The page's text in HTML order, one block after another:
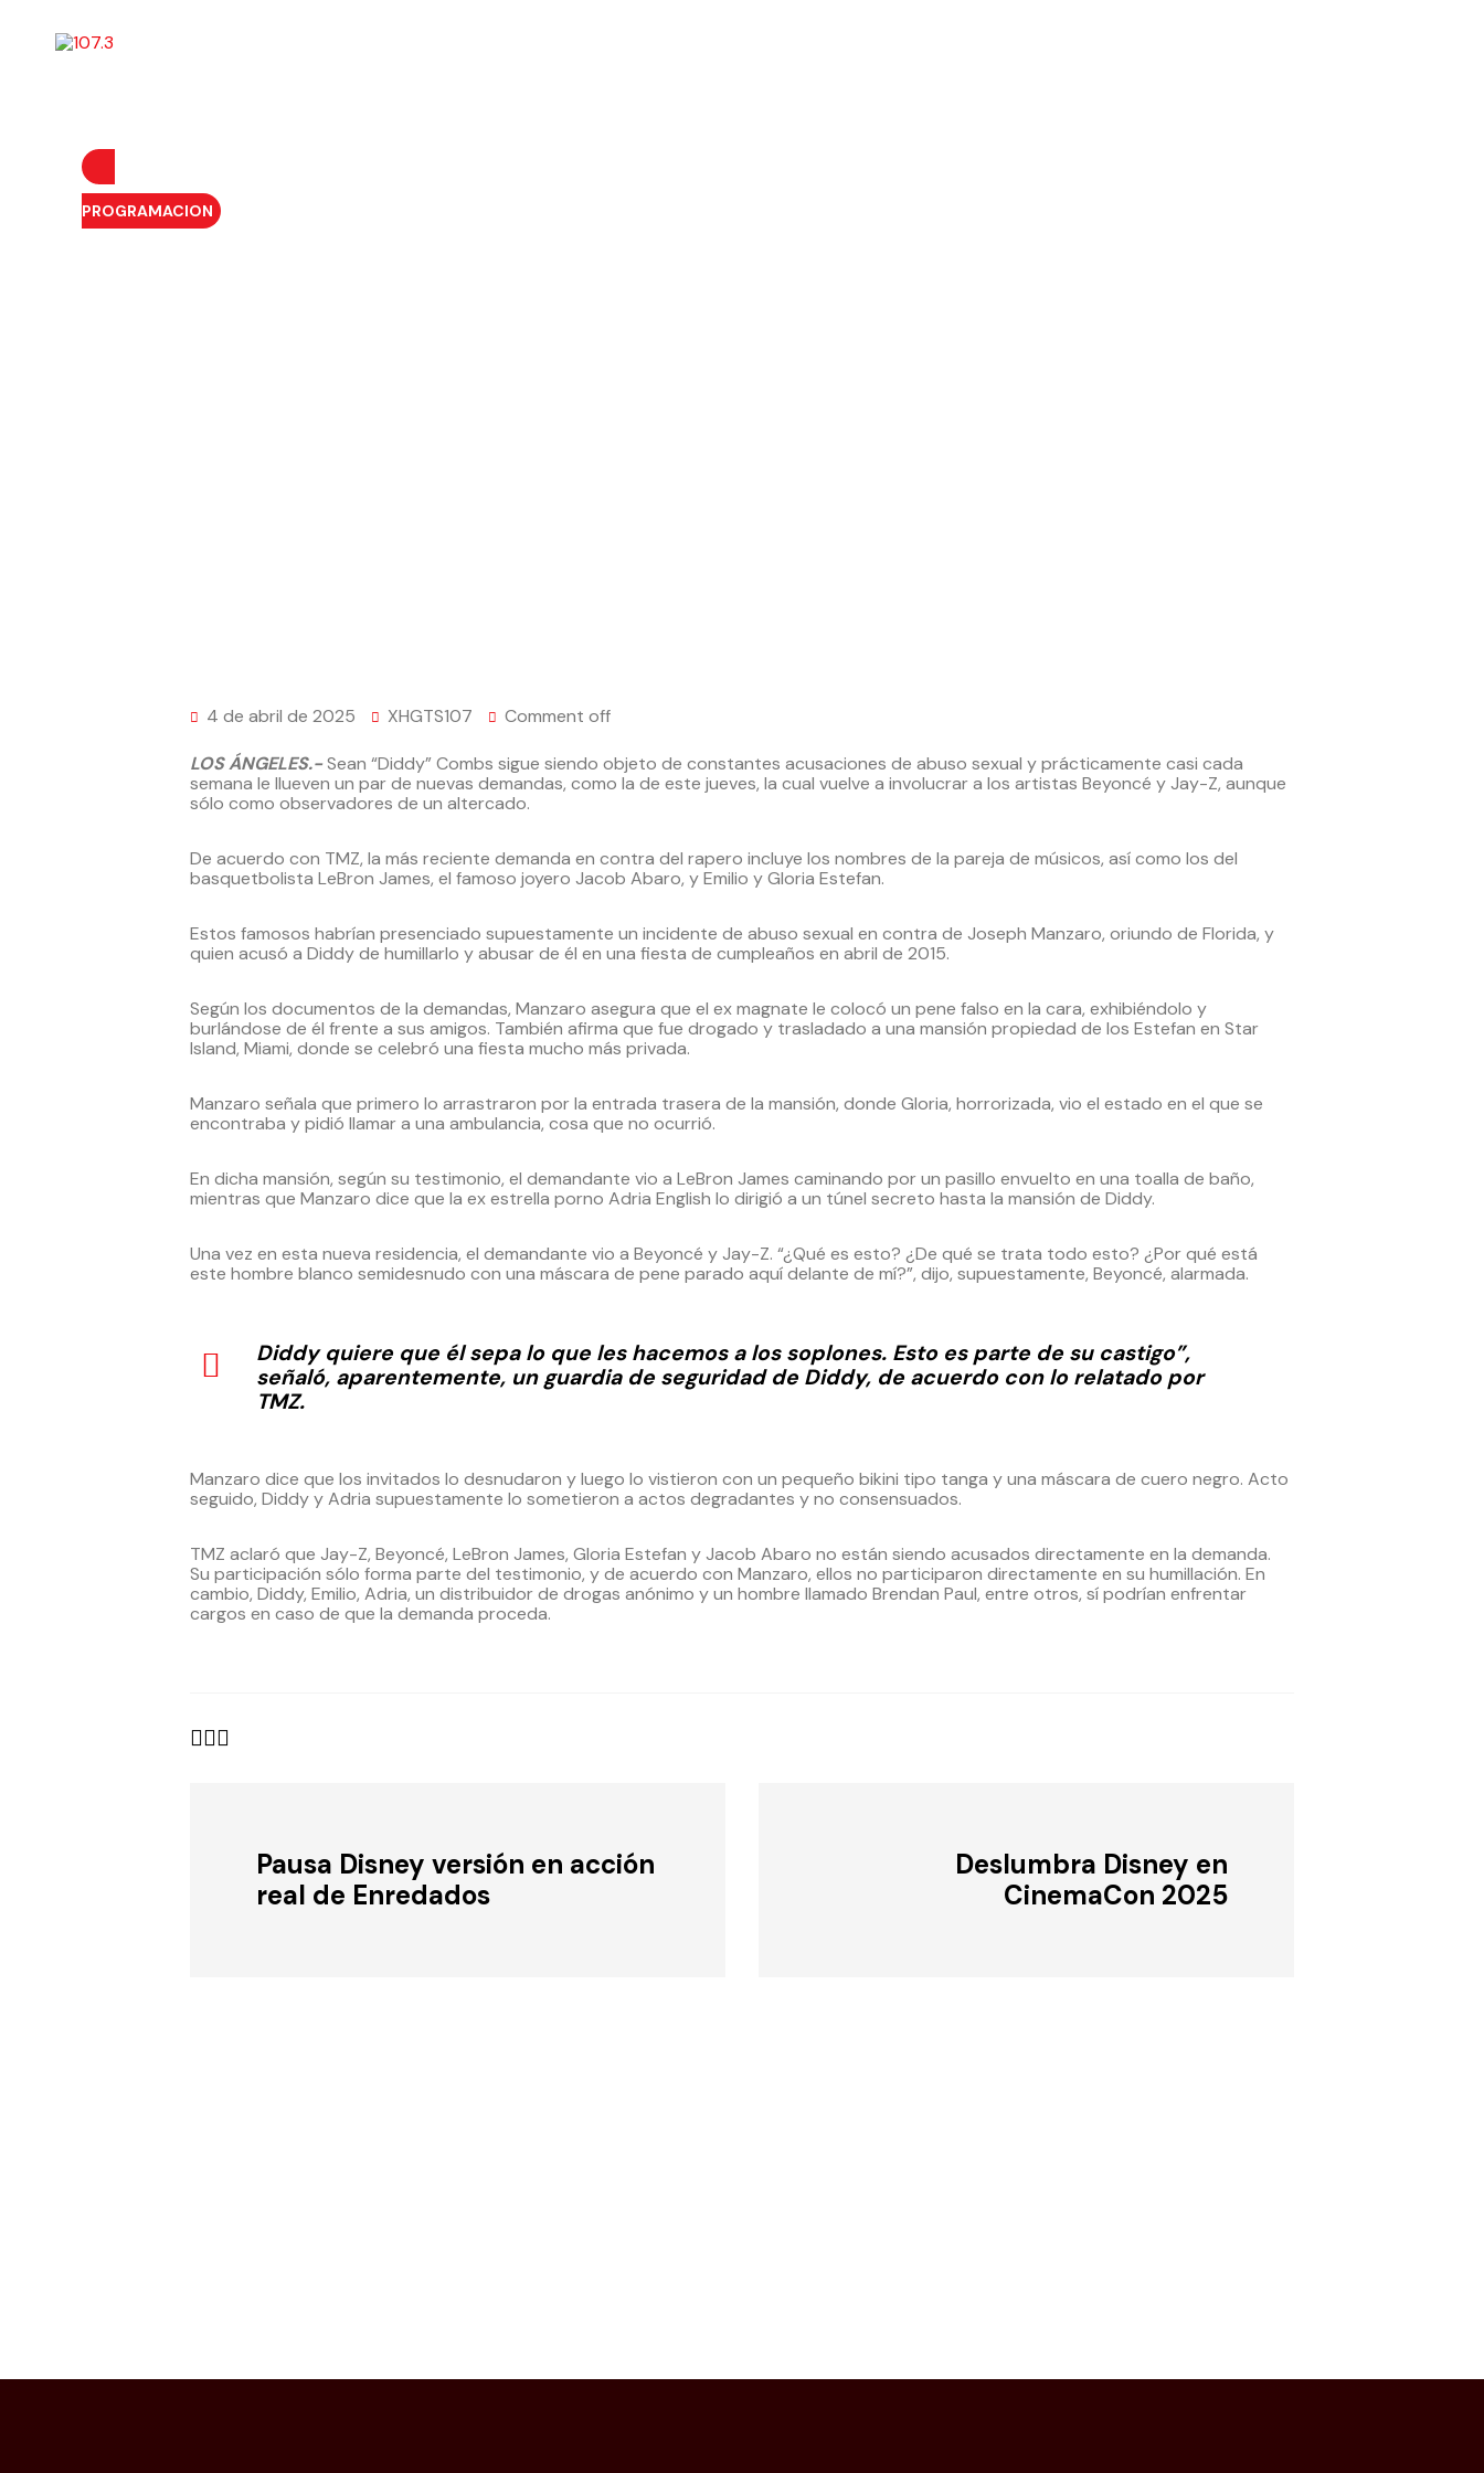
PROGRAMACION
4 de abril de 2025 XHGTS107 Comment off
LOS ÁNGELES.-Sean “Diddy” Combs sigue siendo objeto de constantes acusaciones de abuso sexual y prácticamente casi cada
semana le llueven un par de nuevas demandas, como la de este jueves, la cual vuelve a involucrar a los artistas Beyoncé y Jay-Z, aunque
sólo como observadores de un altercado.
De acuerdo con TMZ, la más reciente demanda en contra del rapero incluye los nombres de la pareja de músicos, así como los del
basquetbolista LeBron James, el famoso joyero Jacob Abaro, y Emilio y Gloria Estefan.
Estos famosos habrían presenciado supuestamente un incidente de abuso sexual en contra de Joseph Manzaro, oriundo de Florida, y
quien acusó a Diddy de humillarlo y abusar de él en una fiesta de cumpleaños en abril de 2015.
Según los documentos de la demandas, Manzaro asegura que el ex magnate le colocó un pene falso en la cara, exhibiéndolo y
burlándose de él frente a sus amigos. También afirma que fue drogado y trasladado a una mansión propiedad de los Estefan en Star
Island, Miami, donde se celebró una fiesta mucho más privada.
Manzaro señala que primero lo arrastraron por la entrada trasera de la mansión, donde Gloria, horrorizada, vio el estado en el que se
encontraba y pidió llamar a una ambulancia, cosa que no ocurrió.
En dicha mansión, según su testimonio, el demandante vio a LeBron James caminando por un pasillo envuelto en una toalla de baño,
mientras que Manzaro dice que la ex estrella porno Adria English lo dirigió a un túnel secreto hasta la mansión de Diddy.
Una vez en esta nueva residencia, el demandante vio a Beyoncé y Jay-Z. “¿Qué es esto? ¿De qué se trata todo esto? ¿Por qué está
este hombre blanco semidesnudo con una máscara de pene parado aquí delante de mí?”, dijo, supuestamente, Beyoncé, alarmada.
Diddy quiere que él sepa lo que les hacemos a los soplones. Esto es parte de su castigo”,
señaló, aparentemente, un guardia de seguridad de Diddy, de acuerdo con lo relatado por
TMZ.
Manzaro dice que los invitados lo desnudaron y luego lo vistieron con un pequeño bikini tipo tanga y una máscara de cuero negro. Acto
seguido, Diddy y Adria supuestamente lo sometieron a actos degradantes y no consensuados.
TMZ aclaró que Jay-Z, Beyoncé, LeBron James, Gloria Estefan y Jacob Abaro no están siendo acusados directamente en la demanda.
Su participación sólo forma parte del testimonio, y de acuerdo con Manzaro, ellos no participaron directamente en su humillación. En
cambio, Diddy, Emilio, Adria, un distribuidor de drogas anónimo y un hombre llamado Brendan Paul, entre otros, sí podrían enfrentar
cargos en caso de que la demanda proceda.
Pausa Disney versión en acción
real de Enredados
Deslumbra Disney en
CinemaCon 2025